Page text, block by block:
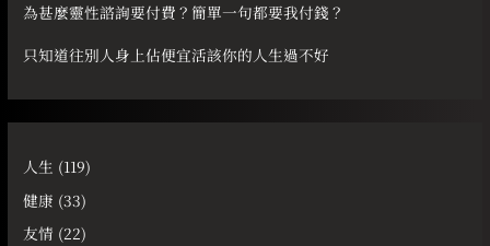
為甚麼靈性諮詢要付費？簡單一句都要我付錢？
只知道往別人身上佔便宜活該你的人生過不好
人生 (119)
健康 (33)
友情 (22)